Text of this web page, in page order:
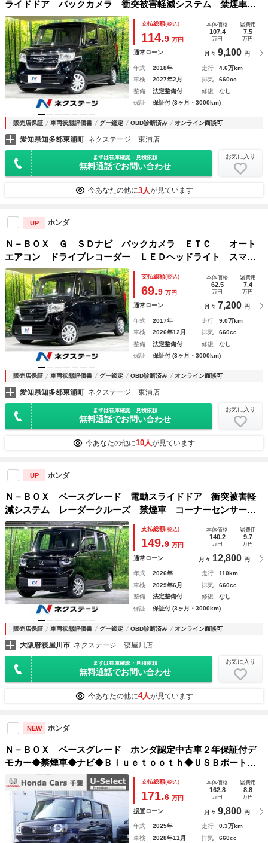
ライドドア バックカメラ 衝突被害軽減システム 禁煙車
ドラレコ スマートキー ＬＥＤヘッド ビルトインＥＴＣ
オートハイビーム 車線逸脱警報 オートライト オートエア
コン
支払総額(税込)
114.9 万円
本体価格
107.4
万円
諸費用
7.5
万円
通常ローン 月々 9,100 円
年式 2018年 走行
4.6万km
車検
2027年2月 排気
660cc
整備
法定整備付 修復
なし
保証
保証付 (3ヶ月・3000km)
販売店保証 車両状態評価書 グー鑑定 OBD診断済み オンライン商談可
愛知県知多郡東浦町 ネクステージ 東浦店
まずは在庫確認・見積依頼
無料通話でお問い合わせ
お気に入り
今あなたの他に3人が見ています
UP ホンダ
Ｎ－ＢＯＸ Ｇ ＳＤナビ バックカメラ ＥＴＣ オート
エアコン ドライブレコーダー ＬＥＤヘッドライト スマー
トキー 電動格納ドアミラー アイドリングストップ
支払総額(税込)
69.9 万円
本体価格
62.5
万円
諸費用
7.4
万円
通常ローン 月々 7,200 円
年式 2017年 走行
9.0万km
車検
2026年12月 排気
660cc
整備
法定整備付 修復
なし
保証
保証付 (3ヶ月・3000km)
販売店保証 車両状態評価書 グー鑑定 OBD診断済み オンライン商談可
愛知県知多郡東浦町 ネクステージ 東浦店
まずは在庫確認・見積依頼
無料通話でお問い合わせ
お気に入り
今あなたの他に10人が見ています
UP ホンダ
Ｎ－ＢＯＸ ベースグレード 電動スライドドア 衝突被害軽
減システム レーダークルーズ 禁煙車 コーナーセンサー
スマートキー ＬＥＤヘッド 純正 オートハイビーム 車線
逸脱警報 オートライト オートエアコン
支払総額(税込)
149.9 万円
本体価格
140.2
万円
諸費用
9.7
万円
通常ローン 月々 12,800 円
年式 2026年 走行
110km
車検
2029年6月 排気
660cc
整備
法定整備付 修復
なし
保証
保証付 (3ヶ月・3000km)
販売店保証 車両状態評価書 グー鑑定 OBD診断済み オンライン商談可
大阪府寝屋川市 ネクステージ 寝屋川店
まずは在庫確認・見積依頼
無料通話でお問い合わせ
お気に入り
今あなたの他に4人が見ています
NEW ホンダ
Ｎ－ＢＯＸ ベースグレード ホンダ認定中古車２年保証付デ
モカー◆禁煙車◆ナビ◆Ｂｌｕｅｔｏｏｔｈ◆ＵＳＢポート◆
地デジフルセグ◆バックカメラ◆ＥＴＣ◆シートヒーター◆左
側パワースライドドア◆スマートキー◆ＬＥＤヘッドライト◆
支払総額(税込)
171.6 万円
本体価格
162.8
万円
諸費用
8.8
万円
据置ローン 月々 9,800 円
年式 2025年 走行
0.3万km
車検
2028年11月 排気
660cc